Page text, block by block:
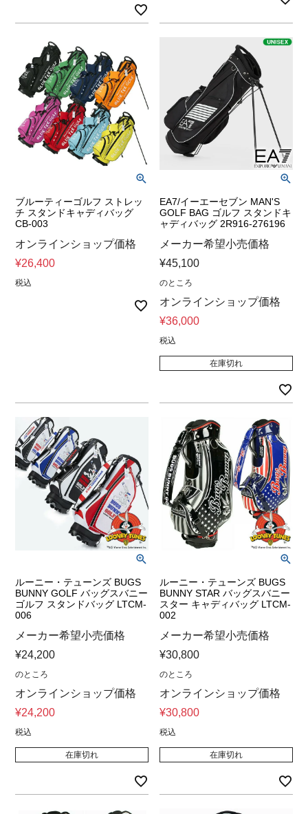
ブルーティーゴルフ ストレッ
チ スタンドキャディバッグ
CB-003
オンラインショップ価格
¥26,400
税込
EA7/イーエーセブン MAN'S
GOLF BAG ゴルフ スタンドキ
ャディバッグ 2R916-276196
メーカー希望小売価格
¥45,100
のところ
オンラインショップ価格
¥36,000
税込
在庫切れ
ルーニー・テューンズ BUGS
BUNNY GOLF バッグスバニー
ゴルフ スタンドバッグ LTCM-
006
メーカー希望小売価格
¥24,200
のところ
オンラインショップ価格
¥24,200
税込
在庫切れ
ルーニー・テューンズ BUGS
BUNNY STAR バッグスバニー
スター キャディバッグ LTCM-
002
メーカー希望小売価格
¥30,800
のところ
オンラインショップ価格
¥30,800
税込
在庫切れ